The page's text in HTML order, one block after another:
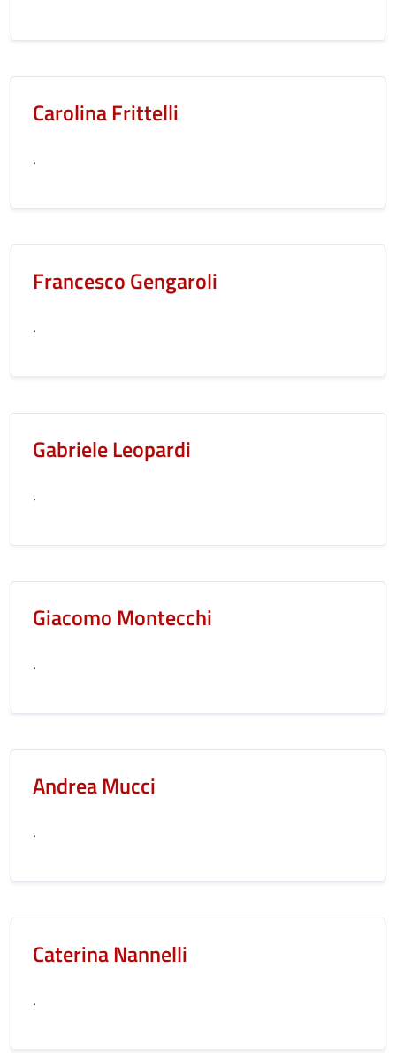
Carolina Frittelli
.
Francesco Gengaroli
.
Gabriele Leopardi
.
Giacomo Montecchi
.
Andrea Mucci
.
Caterina Nannelli
.